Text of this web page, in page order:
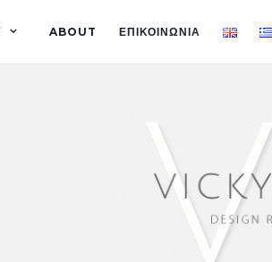
ABOUT ΕΠΙΚΟΙΝΩΝΙΑ